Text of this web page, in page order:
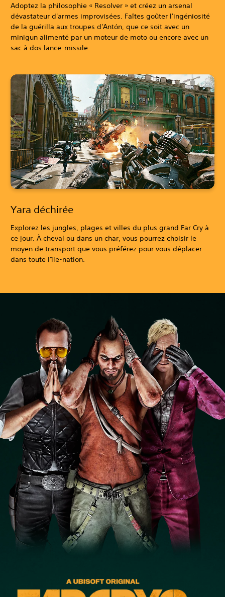
Adoptez la philosophie « Resolver » et créez un arsenal
dévastateur d'armes improvisées. Faîtes goûter l'ingéniosité
de la guérilla aux troupes d'Antón, que ce soit avec un
minigun alimenté par un moteur de moto ou encore avec un
sac à dos lance-missile.
Yara déchirée
Explorez les jungles, plages et villes du plus grand Far Cry à
ce jour. À cheval ou dans un char, vous pourrez choisir le
moyen de transport que vous préférez pour vous déplacer
dans toute l'île-nation.